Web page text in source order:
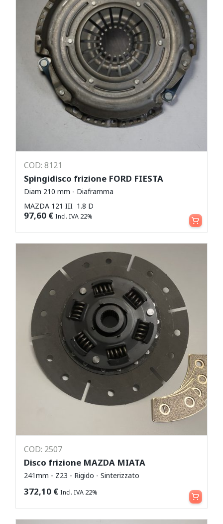
COD: 8121
Spingidisco frizione FORD FIESTA
Diam 210 mm - Diaframma
MAZDA 121 III 1.8 D
97,60 € Incl. IVA 22% Aggiungi al carrello
COD: 2507
Disco frizione MAZDA MIATA
241mm - Z23 - Rigido - Sinterizzato
372,10 € Incl. IVA 22% Aggiungi al carrello